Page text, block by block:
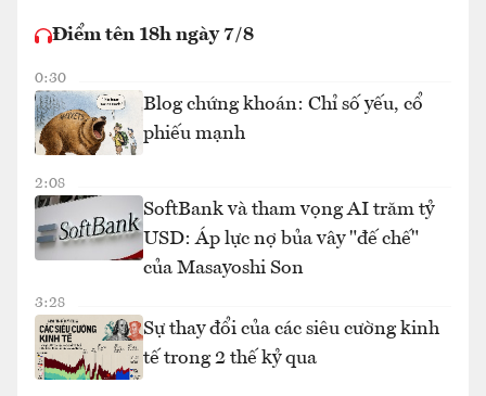
Điểm tên 18h ngày 7/8
0:30
Blog chứng khoán: Chỉ số yếu, cổ
phiếu mạnh
2:08
SoftBank và tham vọng AI trăm tỷ
USD: Áp lực nợ bủa vây "đế chế"
của Masayoshi Son
3:28
Sự thay đổi của các siêu cường kinh
tế trong 2 thế kỷ qua